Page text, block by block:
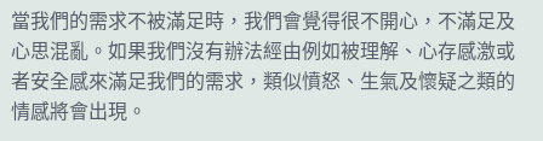
當我們的需求不被滿足時，我們會覺得很不開心，不滿足及
心思混亂。如果我們沒有辦法經由例如被理解、心存感激或
者安全感來滿足我們的需求，類似憤怒、生氣及懷疑之類的
情感將會出現。